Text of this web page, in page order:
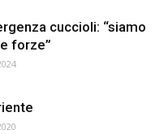
cuccioli: “siamo
forze”